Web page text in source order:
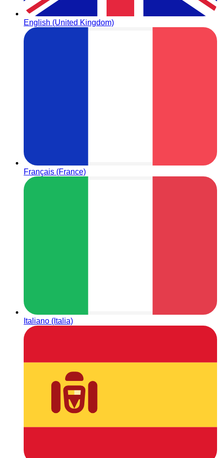
English (United Kingdom)
Français (France)
Italiano (Italia)